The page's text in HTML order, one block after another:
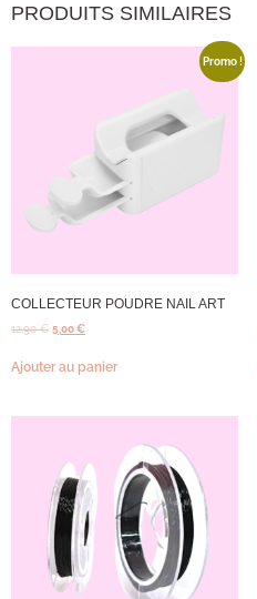
PRODUITS SIMILAIRES
Promo !
COLLECTEUR POUDRE NAIL ART
12,90€ 5,00€
Ajouter au panier